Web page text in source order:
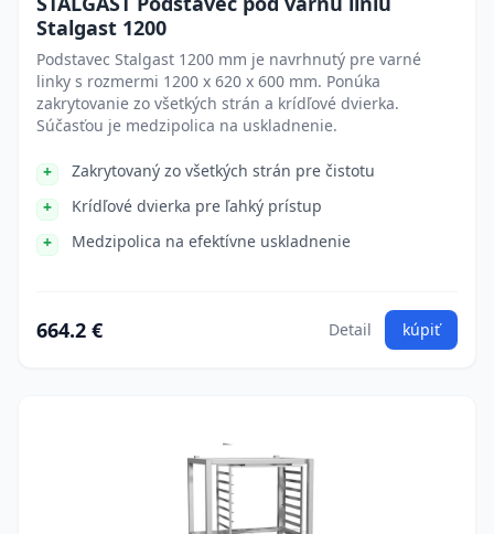
Stalgast 1200
Podstavec Stalgast 1200 mm je navrhnutý pre varné
linky s rozmermi 1200 x 620 x 600 mm. Ponúka
zakrytovanie zo všetkých strán a krídľové dvierka.
Súčasťou je medzipolica na uskladnenie.
Zakrytovaný zo všetkých strán pre čistotu
Krídľové dvierka pre ľahký prístup
Medzipolica na efektívne uskladnenie
664.2 € Detail kúpiť